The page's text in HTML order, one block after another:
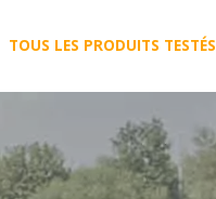
TOUS LES PRODUITS TESTÉS